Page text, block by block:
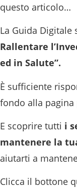
questo articolo…
La Guida Digitale
Rallentare
ed in Salute”.
È sufficiente
fondo alla pagina
E scoprire tutti i
mantenere la
aiutarti a
Clicca il bottone